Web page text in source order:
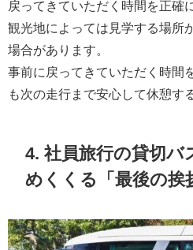
戻ってきていただく時間を正確
観光地によっては見学する場所
場合があります。
事前に戻ってきていただく時間
も次の走行まで安心して休憩す
4. 社員旅行の貸切バ
めくくる「最後の挨